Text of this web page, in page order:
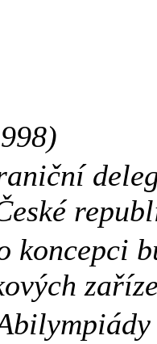
koncepci